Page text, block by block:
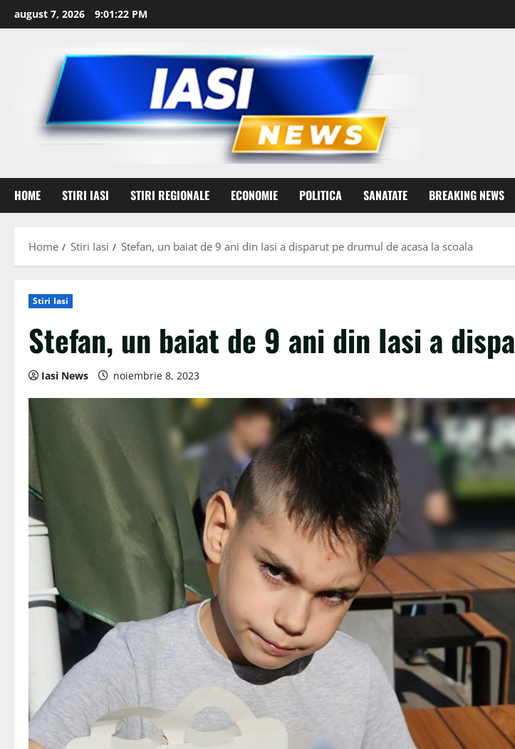
to
august 7, 2026 9:01:24 PM
HOME STIRI IASI STIRI REGIONALE ECONOMIE POLITICA SANATATE BREAKING NEWS
Home Stiri Iasi Stefan, un baiat de 9 ani din Iasi a disparut pe drumul de acasa la scoala
Stiri Iasi
Stefan, un baiat de 9 ani din Iasi a
Iasi News noiembrie 8, 2023